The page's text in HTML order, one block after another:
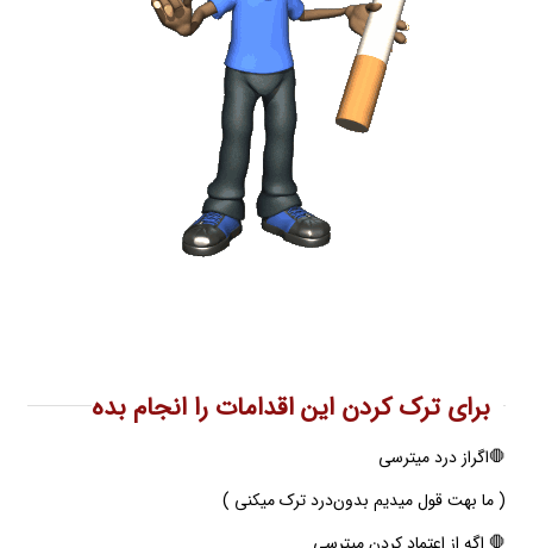
برای ترک کردن این اقدامات را انجام بده
🛑اگر‌از درد میترسی
( ما بهت قول میدیم بدون‌درد ترک میکنی )